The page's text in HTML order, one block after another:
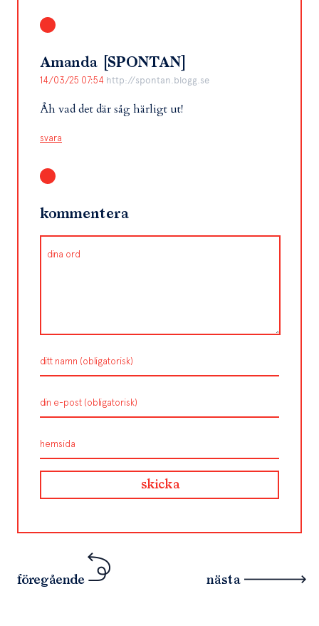
Amanda [SPONTAN]
14/03/25 07:54 http://spontan.blogg.se
Åh vad det där såg härligt ut!
svara
kommentera
föregående nästa